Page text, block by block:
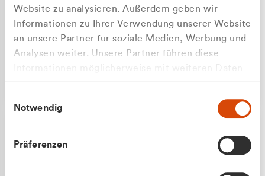
Website zu analysieren. Außerdem geben wir
Informationen zu Ihrer Verwendung unserer Website
an unsere Partner für soziale Medien, Werbung und
Analysen weiter. Unsere Partner führen diese
gesammelt haben.
Notwendig
Präferenzen
Apilash Balanesan